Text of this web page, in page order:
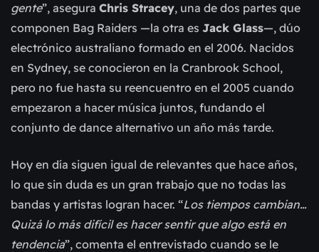
gente”, asegura Chris Stracey, una de dos partes que
componen Bag Raiders —la otra es Jack Glass—, dúo
electrónico australiano formado en el 2006. Nacidos
en Sydney, se conocieron en la Cranbrook School,
pero no fue hasta su reencuentro en el 2005 cuando
empezaron a hacer música juntos, fundando el
conjunto de dance alternativo un año más tarde.
Hoy en día siguen igual de relevantes que hace años,
lo que sin duda es un gran trabajo que no todas las
bandas y artistas logran hacer. “Los tiempos cambian…
Quizá lo más difícil es hacer sentir que algo está en
tendencia”, comenta el entrevistado cuando se le